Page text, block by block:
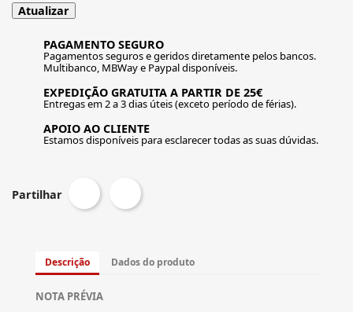
PAGAMENTO SEGURO
Pagamentos seguros e geridos diretamente pelos bancos.
Multibanco, MBWay e Paypal disponíveis.
EXPEDIÇÃO GRATUITA A PARTIR DE 25€
Entregas em 2 a 3 dias úteis (exceto período de férias).
APOIO AO CLIENTE
Estamos disponíveis para esclarecer todas as suas dúvidas.
Partilhar
Descrição Dados do produto
NOTA PRÉVIA